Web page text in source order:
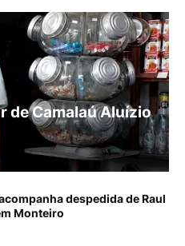
de Camalaú Aluízio
despedida de Raul
Monteiro